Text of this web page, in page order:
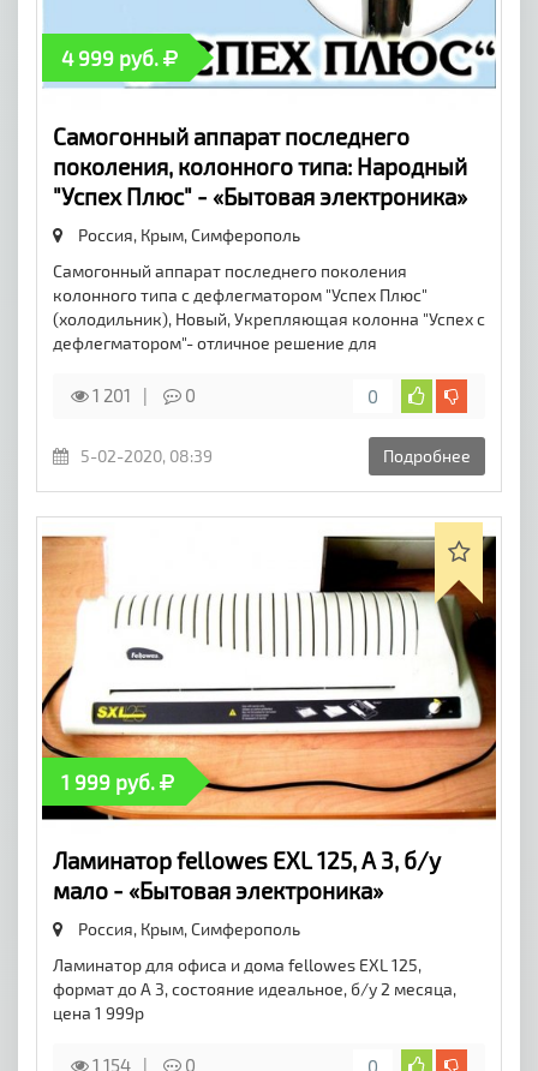
4 999 руб.
Самогонный аппарат последнего
поколения, колонного типа: Народный
"Успех Плюс" - «Бытовая электроника»
Россия, Крым,Симферополь
Самогонный аппарат последнего поколения
колонного типа с дефлегматором "Успех Плюс"
(холодильник), Новый, Укрепляющая колонна "Успех с
дефлегматором"- отличное решение для
1 201 0 0
5-02-2020, 08:39 Подробнее
1 999 руб.
Ламинатор fellowes EXL 125, A 3, б/у
мало - «Бытовая электроника»
Россия, Крым,Симферополь
Ламинатор для офиса и дома fellowes EXL 125,
формат до A 3, состояние идеальное, б/у 2 месяца,
цена 1 999р
1 154 0 0